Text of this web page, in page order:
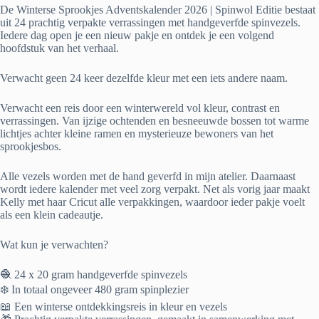
De Winterse Sprookjes Adventskalender 2026 | Spinwol Editie bestaat
uit 24 prachtig verpakte verrassingen met handgeverfde spinvezels.
Iedere dag open je een nieuw pakje en ontdek je een volgend
hoofdstuk van het verhaal.
Verwacht geen 24 keer dezelfde kleur met een iets andere naam.
Verwacht een reis door een winterwereld vol kleur, contrast en
verrassingen. Van ijzige ochtenden en besneeuwde bossen tot warme
lichtjes achter kleine ramen en mysterieuze bewoners van het
sprookjesbos.
Alle vezels worden met de hand geverfd in mijn atelier. Daarnaast
wordt iedere kalender met veel zorg verpakt. Net als vorig jaar maakt
Kelly met haar Cricut alle verpakkingen, waardoor ieder pakje voelt
als een klein cadeautje.
Wat kun je verwachten?
🧶 24 x 20 gram handgeverfde spinvezels
❄️ In totaal ongeveer 480 gram spinplezier
📖 Een winterse ontdekkingsreis in kleur en vezels